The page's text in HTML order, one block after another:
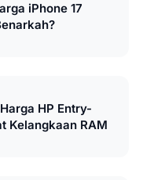
iPhone 17
HP Entry-
Kelangkaan RAM